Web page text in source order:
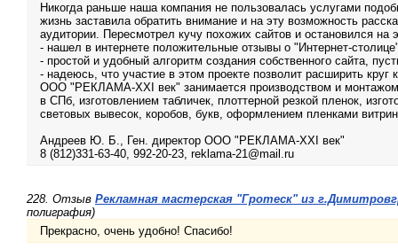
Никогда раньше наша компания не пользовалась услугами
жизнь заставила обратить внимание и на эту возможность
аудитории. Пересмотрел кучу похожих сайтов и остановился на
- нашел в интернете положительные отзывы о "Интернет-
- простой и удобный алгоритм создания собственного сайта,
- надеюсь, что участие в этом проекте позволит расширить круг
ООО "РЕКЛАМА-ХХI век" занимается производством и монтажом
в СПб, изготовлением табличек, плоттерной резкой пленок,
световых вывесок, коробов, букв, оформлением пленками
Андреев Ю. Б., Ген. директор ООО "РЕКЛАМА-ХХI век"
8 (812)331-63-40, 992-20-23, reklama-21@mail.ru
228. Отзыв Рекламная мастерская "Гротеск" из
полиграфия)
Прекрасно, очень удобно! Спасибо!